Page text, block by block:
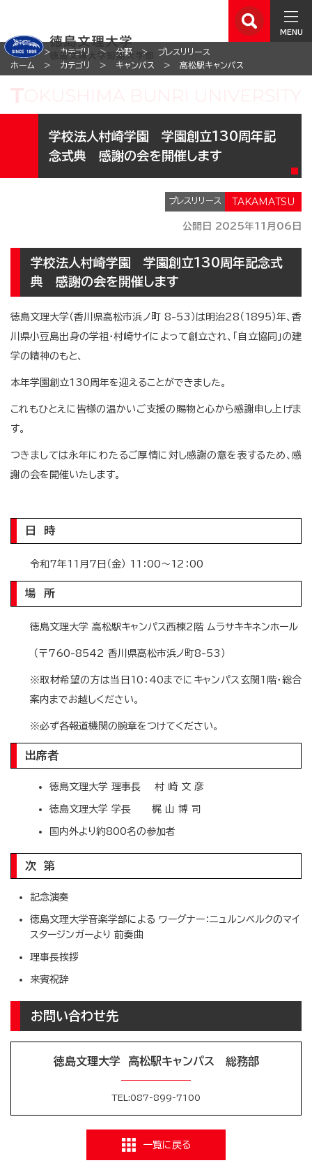
MENU
ホーム カテゴリ 分野
プレスリリース
ホーム
カテゴリ キャンパス 高松駅キャンパス
学校法人村崎学園 学園創立130周年記
念式典 感謝の会を開催します
プレスリリース
公開日 2025年11月06日
学校法人村崎学園 学園創立130周年記念式
典 感謝の会を開催します
徳島文理大学（香川県高松市浜ノ町 8-53）は明治28（1895）年、香
川県小豆島出身の学祖・村崎サイによって創立され、「自立協同」の建
学の精神のもと、
本年学園創立130周年を迎えることができました。
これもひとえに皆様の温かいご支援の賜物と心から感謝申し上げま
す。
つきましては永年にわたるご厚情に対し感謝の意を表するため、感
謝の会を開催いたします。
日 時
令和7年11月7日（金） 11：00〜12：00
場 所
徳島文理大学 高松駅キャンパス西棟2階 ムラサキキネンホール
（〒760-8542 香川県高松市浜ノ町8-53）
※取材希望の方は当日10：40までにキャンパス玄関1階・総合
案内までお越しください。
※必ず各報道機関の腕章をつけてください。
出席者
徳島文理大学 理事長 村 崎 文 彦
徳島文理大学 学長 梶 山 博 司
国内外より約800名の参加者
次 第
記念演奏
徳島文理大学音楽学部による ワーグナー：ニュルンベルクのマイ
スタージンガーより 前奏曲
理事長挨拶
来賓祝辞
お問い合わせ先
徳島文理大学 高松駅キャンパス 総務部
TEL:087-899-7100
一覧に戻る